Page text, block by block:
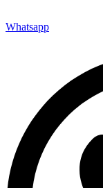
Whatsapp